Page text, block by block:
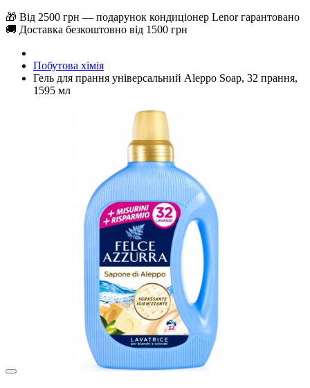
🎁 Від 2500 грн — подарунок кондиціонер Lenor гарантовано
🚚 Доставка безкоштовно від 1500 грн
Побутова хімія
Гель для прання універсальний Aleppo Soap, 32 прання,
1595 мл